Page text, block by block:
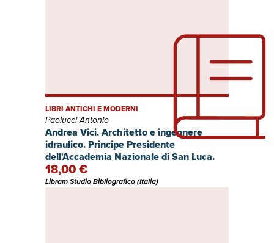
Andrea Vici. Architetto e ingegnere
idraulico. Principe Presidente
dell'Accademia Nazionale di San Luca.
Apertura delle Celebrazioni per il
Bicentenario della morte. Palazzo dei
LIBRI ANTICHI E MODERNI
Paolucci Antonio
18,00 €
Libram Studio Bibliografico (Italia)